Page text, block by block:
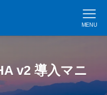
MENU
v2 導入マニ